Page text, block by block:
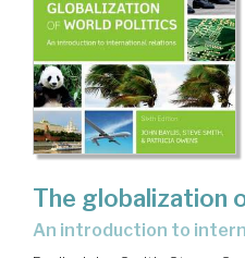
The globalization
an introduction to